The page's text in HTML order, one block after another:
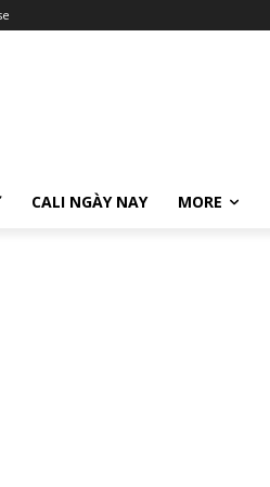
CALI NGÀY NAY MORE